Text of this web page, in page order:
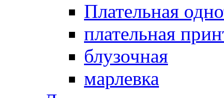
Плательная
плательная
блузочная
марлевка